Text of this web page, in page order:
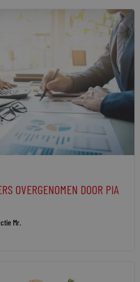
OVERGENOMEN DOOR PIA
Mr.